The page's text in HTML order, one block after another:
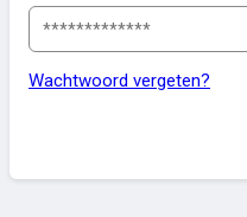
Wachtwoord vergeten?